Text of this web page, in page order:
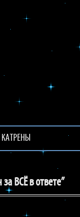
КАТРЕНЫ
ВСЁ в ответе”